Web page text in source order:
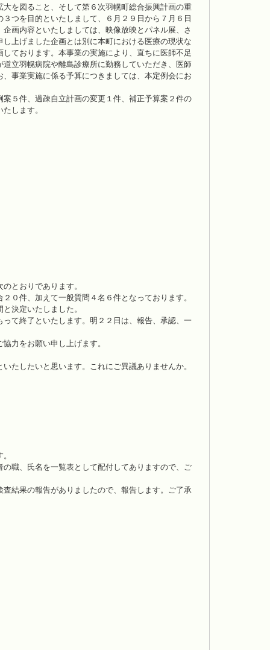
を図ること、そして第６次羽幌町総合振興計画の重
つを目的といたしまして、６月２９日から７月６日
画内容といたしましては、映像放映とパネル展、さ
上げました企画とは別に本町における医療の現状な
ております。本事業の実施により、直ちに医師不足
立羽幌病院や離島診療所に勤務していただき、医師
事業実施に係る予算につきましては、本定例会にお
５件、過疎自立計画の変更１件、補正予算案２件の
します。
とおりであります。
０件、加えて一般質問４名６件となっております。
決定いたしました。
て終了といたします。明２２日は、報告、承認、一
力をお願い申し上げます。
たしたいと思います。これにご異議ありませんか。
職、氏名を一覧表として配付してありますので、ご
結果の報告がありましたので、報告します。ご了承